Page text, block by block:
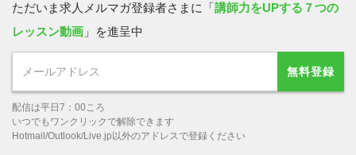
ただいま求人メルマガ登録者さまに「 講師力をUPする７つの
レッスン動画 」を進呈中
無料登録
配信は平日7：00ころ
いつでもワンクリックで解除できます
Hotmail/Outlook/Live.jp以外のアドレスで登録ください